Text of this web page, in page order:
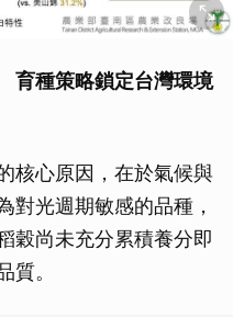
育種策略鎖定台灣環境
核心原因，在於氣候與
對光週期敏感的品種，
穀尚未充分累積養分即
質。